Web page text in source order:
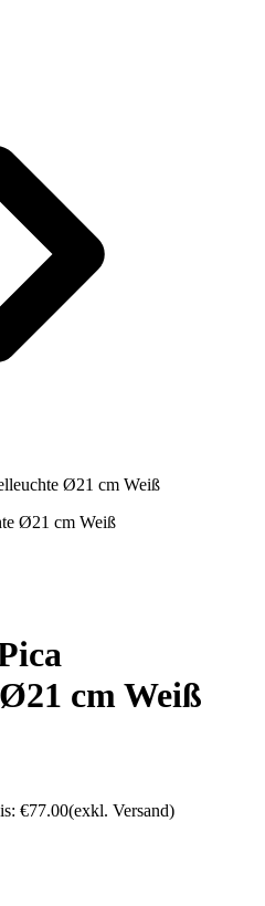
Ø21 cm Weiß
Ø21 cm Weiß
cm Weiß
: €77.00(exkl. Versand)